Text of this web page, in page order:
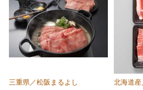
三重県／松阪まるよし 北海道